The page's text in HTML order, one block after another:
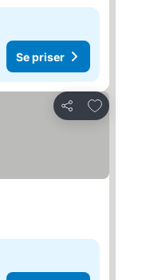
Se priser
Del
Føj til